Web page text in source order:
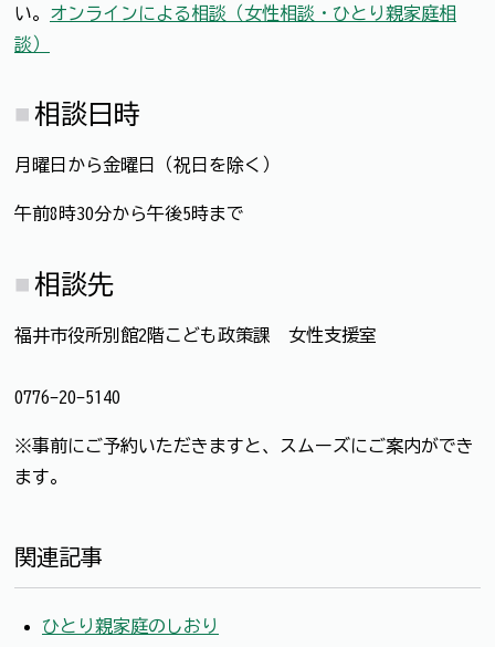
い。 オンラインによる相談（女性相談・ひとり親家庭相
談）
相談日時
月曜日から金曜日（祝日を除く）
午前8時30分から午後5時まで
相談先
福井市役所別館2階こども政策課 女性支援室
0776-20-5140
※事前にご予約いただきますと、スムーズにご案内ができ
ます。
関連記事
ひとり親家庭のしおり